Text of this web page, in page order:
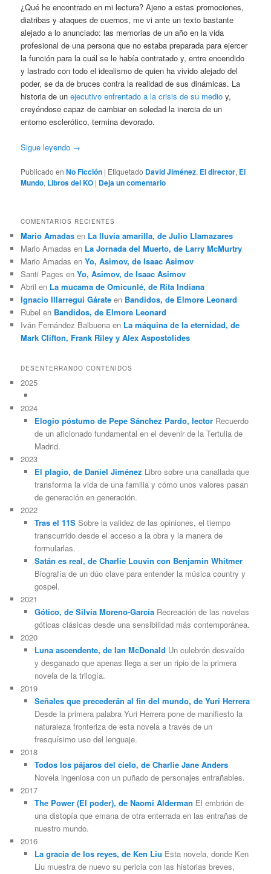
¿Qué he encontrado en mi lectura? Ajeno a estas promociones,
diatribas y ataques de cuernos, me vi ante un texto bastante
alejado a lo anunciado: las memorias de un año en la vida
profesional de una persona que no estaba preparada para ejercer
la función para la cuál se le había contratado y, entre encendido
y lastrado con todo el idealismo de quien ha vivido alejado del
poder, se da de bruces contra la realidad de sus dinámicas. La
historia de unejecutivo enfrentado a la crisis de su medio y,
creyéndose capaz de cambiar en soledad la inercia de un
entorno esclerótico, termina devorado.
Sigue leyendo →
Publicado en No Ficción | Etiquetado David Jiménez, El director, El
Mundo, Libros del KO | Deja un comentario
COMENTARIOS RECIENTES
Mario Amadas en La lluvia amarilla, de Julio Llamazares
Mario Amadas en La Jornada del Muerto, de Larry McMurtry
Mario Amadas enYo, Asimov, de Isaac Asimov
Santi Pages enYo, Asimov, de Isaac Asimov
Abril en La mucama de Omicunlé, de Rita Indiana
Ignacio Illarregui Gárate en Bandidos, de Elmore Leonard
Rubel en Bandidos, de Elmore Leonard
Iván Fernández Balbuena en La máquina de la eternidad, de
Mark Clifton, Frank Riley y Alex Aspostolides
DESENTERRANDO CONTENIDOS
2025
2024
Elogio póstumo de Pepe Sánchez Pardo, lectorRecuerdo
de un aficionado fundamental en el devenir de la Tertulia de
Madrid.
2023
El plagio, de Daniel Jiménez Libro sobre una canallada que
transforma la vida de una familia y cómo unos valores pasan
de generación en generación.
2022
Tras el 11SSobre la validez de las opiniones, el tiempo
transcurrido desde el acceso a la obra y la manera de
formularlas.
Satán es real, de Charlie Louvin con Benjamin Whitmer
Biografía de un dúo clave para entender la música country y
gospel.
2021
Gótico, de Silvia Moreno-GarcíaRecreación de las novelas
góticas clásicas desde una sensibilidad más contemporánea.
2020
Luna ascendente, de Ian McDonald Un culebrón desvaído
y desganado que apenas llega a ser un ripio de la primera
novela de la trilogía.
2019
Señales que precederán al fin del mundo, de Yuri Herrera
Desde la primera palabra Yuri Herrera pone de manifiesto la
naturaleza fronteriza de esta novela a través de un
fresquísimo uso del lenguaje.
2018
Todos los pájaros del cielo, de Charlie Jane Anders
Novela ingeniosa con un puñado de personajes entrañables.
2017
The Power (El poder), de Naomi Alderman El embrión de
una distopía que emana de otra enterrada en las entrañas de
nuestro mundo.
2016
La gracia de los reyes, de Ken Liu Esta novela, donde Ken
Liu muestra de nuevo su pericia con las historias breves,